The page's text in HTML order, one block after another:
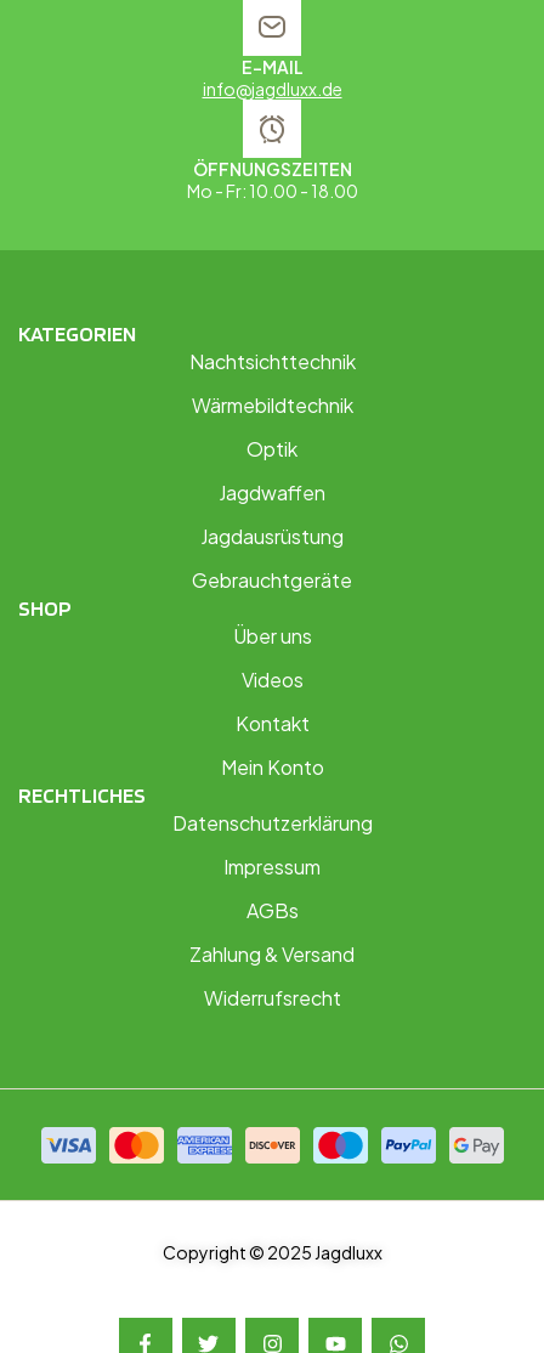
E-MAIL
info@jagdluxx.de
ÖFFNUNGSZEITEN
Mo - Fr: 10.00 - 18.00
KATEGORIEN
Nachtsichttechnik
Wärmebildtechnik
Optik
Jagdwaffen
Jagdausrüstung
Gebrauchtgeräte
SHOP
Über uns
Videos
Kontakt
Mein Konto
RECHTLICHES
Datenschutzerklärung
Impressum
AGBs
Zahlung & Versand
Widerrufsrecht
Copyright © 2025 Jagdluxx